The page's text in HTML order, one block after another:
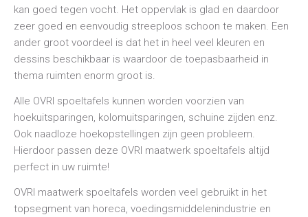
kan goed tegen vocht. Het oppervlak is glad en daardoor
zeer goed en eenvoudig streeploos schoon te maken. Een
ander groot voordeel is dat het in heel veel kleuren en
dessins beschikbaar is waardoor de toepasbaarheid in
thema ruimten enorm groot is.
Alle OVRI spoeltafels kunnen worden voorzien van
hoekuitsparingen, kolomuitsparingen, schuine zijden enz.
Ook naadloze hoekopstellingen zijn geen probleem.
Hierdoor passen deze OVRI maatwerk spoeltafels altijd
perfect in uw ruimte!
OVRI maatwerk spoeltafels worden veel gebruikt in het
topsegment van horeca, voedingsmiddelenindustrie en